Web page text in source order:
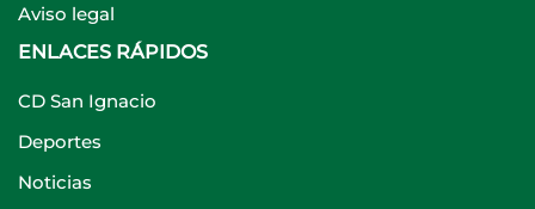
Aviso legal
ENLACES RÁPIDOS
CD San Ignacio
Deportes
Noticias